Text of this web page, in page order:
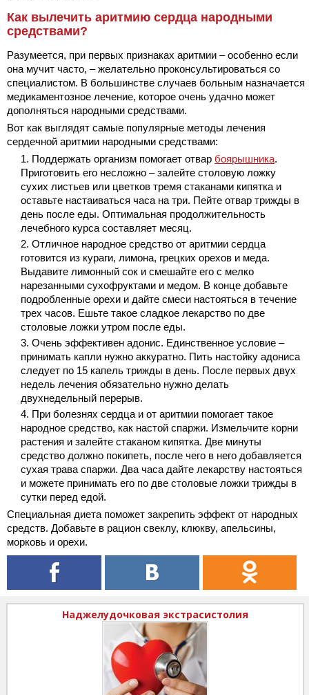
Как вылечить аритмию сердца народными
средствами?
Разумеется, при первых признаках аритмии – особенно если
она мучит часто, – желательно проконсультироваться со
специалистом. В большинстве случаев больным назначается
медикаментозное лечение, которое очень удачно может
дополняться народными средствами.
Вот как выглядят самые популярные методы лечения
сердечной аритмии народными средствами:
Поддержать организм помогает отвар боярышника.
Приготовить его несложно – залейте столовую ложку
сухих листьев или цветков тремя стаканами кипятка и
оставьте настаиваться часа на три. Пейте отвар трижды в
день после еды. Оптимальная продолжительность
лечебного курса составляет месяц.
Отличное народное средство от аритмии сердца
готовится из кураги, лимона, грецких орехов и меда.
Выдавите лимонный сок и смешайте его с мелко
нарезанными сухофруктами и медом. В конце добавьте
подробленные орехи и дайте смеси настояться в течение
трех часов. Ешьте такое сладкое лекарство по две
столовые ложки утром после еды.
Очень эффективен адонис. Единственное условие –
принимать капли нужно аккуратно. Пить настойку адониса
следует по 15 капель трижды в день. После первых двух
недель лечения обязательно нужно делать
двухнедельный перерыв.
При болезнях сердца и от аритмии помогает такое
народное средство, как настой спаржи. Измельчите корни
растения и залейте стаканом кипятка. Две минуты
средство должно покипеть, после чего в него добавляется
сухая трава спаржи. Два часа дайте лекарству настояться
и можете принимать его по две столовые ложки трижды в
сутки перед едой.
Специальная диета поможет закрепить эффект от народных
средств. Добавьте в рацион свеклу, клюкву, апельсины,
морковь и орехи.
Наджелудочковая экстрасистолия